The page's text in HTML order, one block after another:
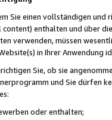
Sie einen vollständigen
enthalten und über
verwenden, müssen
in Ihrer Anwendung
Sie, ob sie
und Sie dürfen
oder enthalten;